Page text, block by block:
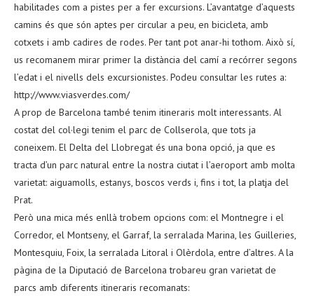
habilitades com a pistes per a fer excursions. L’avantatge d’aquests
camins és que són aptes per circular a peu, en bicicleta, amb
cotxets i amb cadires de rodes. Per tant pot anar-hi tothom. Això sí,
us recomanem mirar primer la distància del camí a recórrer segons
l’edat i el nivells dels excursionistes. Podeu consultar les rutes a:
http://www.viasverdes.com/
A prop de Barcelona també tenim itineraris molt interessants. Al
costat del col·legi tenim el parc de Collserola, que tots ja
coneixem. El Delta del Llobregat és una bona opció, ja que es
tracta d’un parc natural entre la nostra ciutat i l’aeroport amb molta
varietat: aiguamolls, estanys, boscos verds i, fins i tot, la platja del
Prat.
Però una mica més enllà trobem opcions com: el Montnegre i el
Corredor, el Montseny, el Garraf, la serralada Marina, les Guilleries,
Montesquiu, Foix, la serralada Litoral i Olèrdola, entre d’altres. A la
pàgina de la Diputació de Barcelona trobareu gran varietat de
parcs amb diferents itineraris recomanats: